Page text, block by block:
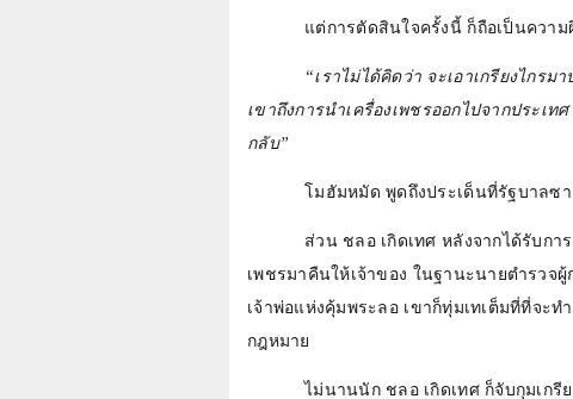
แต่การตัดสินใจครั้งนี้ ก็ถือเป็นความ
“เราไม่ได้คิดว่า จะเอาเกรียงไกร
เขาถึงการนำเครื่องเพชรออกไปจากประเ
กลับ”
โมฮัมหมัด พูดถึงประเด็นที่รัฐบาลซา
ส่วน ชลอ เกิดเทศ หลังจากได้รับก
เพชรมาคืนให้เจ้าของ ในฐานะนายตำรวจ
เจ้าพ่อแห่งคุ้มพระลอ เขาก็ทุ่มเทเต็มที่ที่จะท
กฎหมาย
ไม่นานนัก ชลอ เกิดเทศ ก็จับกุมเกรี